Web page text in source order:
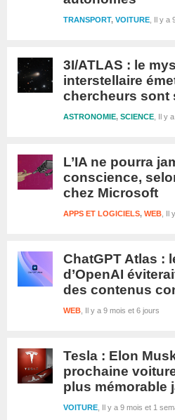
Il y a
TRANSPORT, VOITURE
3I/ATLAS : le
interstellaire
chercheurs sont
Il y
ASTRONOMIE, SCIENCE
L’IA ne pourra
conscience,
chez Microsoft
Il
APPS ET LOGICIELS, WEB
ChatGPT Atlas :
d’OpenAI
des contenus
Il y a 9 mois et 6 jours
WEB
Tesla : Elon
prochaine
plus mémorable
Il y a 9 mois et 1
VOITURE